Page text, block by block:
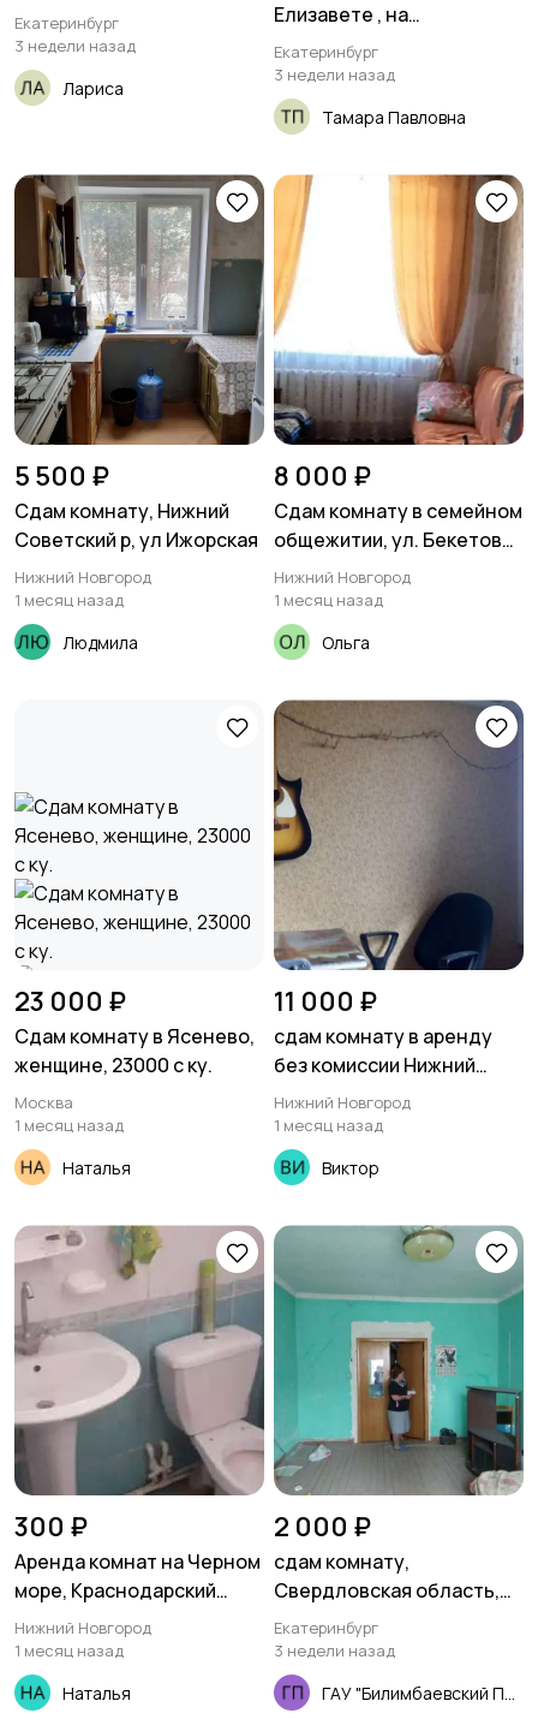
Екатеринбург
3 недели назад
Лариса
Елизавете , на
длительный срок,
собственник
Екатеринбург
3 недели назад
Тамара Павловна
5 500 ₽
Сдам комнату, Нижний
Советский р, ул Ижорская
Нижний Новгород
1 месяц назад
Людмила
8 000 ₽
Сдам комнату в семейном
общежитии, ул. Бекетова
4 Б
Нижний Новгород
1 месяц назад
Ольга
23 000 ₽
Сдам комнату в Ясенево,
женщине, 23000 с ку.
Москва
1 месяц назад
Наталья
11 000 ₽
сдам комнату в аренду
без комиссии Нижний
Новгород ул. Юбилейная
41 19кв.м.
Нижний Новгород
1 месяц назад
Виктор
300 ₽
Аренда комнат на Черном
море, Краснодарский
край, село
Кабардинка,ул..Каштанов
ая 2
Нижний Новгород
1 месяц назад
Наталья
2 000 ₽
сдам комнату,
Свердловская область,
ул. Бакинских комиссаров,
д.16, кв.5
Екатеринбург
3 недели назад